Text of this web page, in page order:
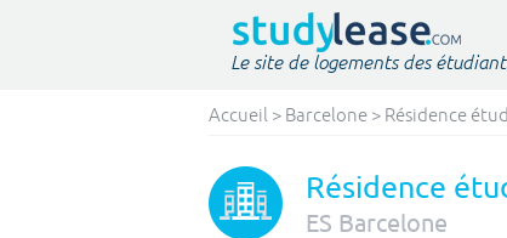
Le site de logements des
Accueil > Barcelone > Résidence
Résidence
ES Barcelone